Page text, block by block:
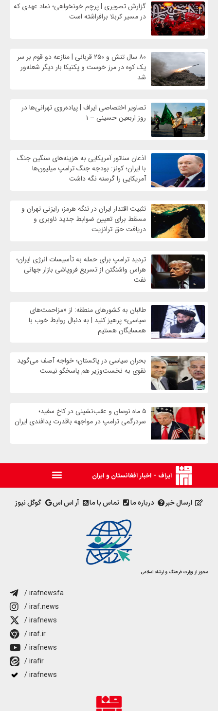
گزارش تصویری | پرچم خونخواهی؛ نماد عهدی که
در مسیر کربلا برافراشته است
۸۰ سال تنش و ۲۵۰ قربانی | منازعه دو قوم بر سر
یک کوه در مرز خوست و پکتیکا بار دیگر شعله‌ور
شد
تصاویر اختصاصی ایراف | پیاده‌روی تهرانی‌ها در
روز اربعین حسینی – ۱
اذعان سناتور آمریکایی به هزینه‌های سنگین جنگ
با ایران؛ کونز: بودجه جنگ ترامپ میلیون‌ها
آمریکایی را گرسنه نگه داشت
تثبیت اقتدار ایران در تنگه هرمز؛ رایزنی تهران و
مسقط برای تعیین ضوابط جدید ناوبری و
دریافت حق ترانزیت
تردید ترامپ برای حمله به تأسیسات انرژی ایران؛
هراس واشنگتن از تسریع فروپاشی بازار جهانی
نفت
طالبان به کشورهای منطقه: از «مزاحمت‌های
سیاسی» پرهیز کنید | به دنبال روابط خوب با
همسایگان هستیم
بحران سیاسی در پاکستان؛ خواجه آصف می‌گوید
نقوی به نخست‌وزیر هم پاسخگو نیست
۵ ماه نوسان و عقب‌نشینی در کاخ سفید؛
سردرگمی ترامپ در مواجهه باقدرت پدافندی ایران
ایراف - اخبار افغانستان و ایران
ارسال خبر درباره ما تماس با ما آر اس اس گوگل نیوز
مجوز از وزارت فرهنگ و ارشاد اسلامی
/ irafnewsfa
/ iraf.news
/ irafnews
/ iraf.ir
/ irafnews
/ irafir
/ irafnews